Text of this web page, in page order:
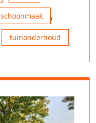
schoonmaak ,
tuinonderhoud